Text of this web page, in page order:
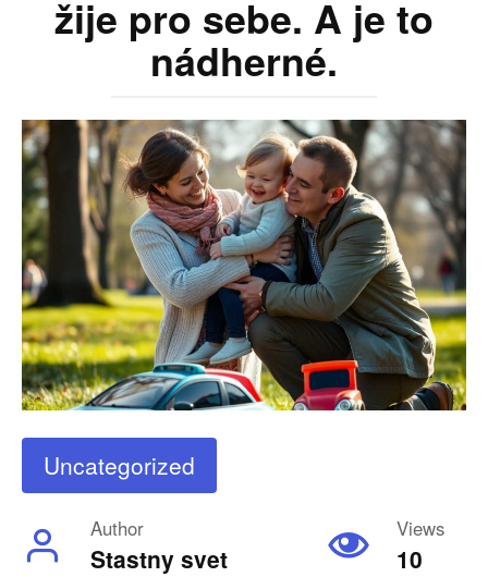
žije pro sebe. A je to
nádherné.
Uncategorized
Author
Stastny svet
Views
10